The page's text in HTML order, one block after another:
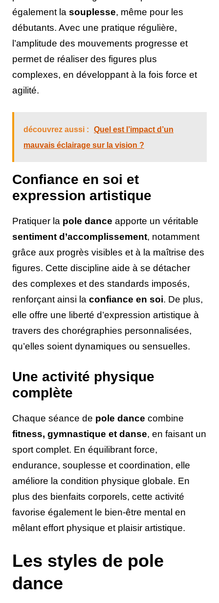
également la souplesse, même pour les
débutants. Avec une pratique régulière,
l’amplitude des mouvements progresse et
permet de réaliser des figures plus
complexes, en développant à la fois force et
agilité.
découvrez aussi :
Quel est l’impact d’un
mauvais éclairage sur la vision ?
Confiance en soi et
expression artistique
Pratiquer la pole dance apporte un véritable
sentiment d’accomplissement, notamment
grâce aux progrès visibles et à la maîtrise des
figures. Cette discipline aide à se détacher
des complexes et des standards imposés,
renforçant ainsi la confiance en soi. De plus,
elle offre une liberté d’expression artistique à
travers des chorégraphies personnalisées,
qu’elles soient dynamiques ou sensuelles.
Une activité physique
complète
Chaque séance de pole dance combine
fitness, gymnastique et danse, en faisant un
sport complet. En équilibrant force,
endurance, souplesse et coordination, elle
améliore la condition physique globale. En
plus des bienfaits corporels, cette activité
favorise également le bien-être mental en
mêlant effort physique et plaisir artistique.
Les styles de pole
dance